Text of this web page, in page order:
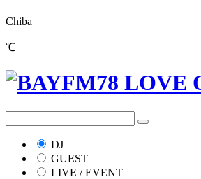
Chiba
℃
DJ
GUEST
LIVE / EVENT